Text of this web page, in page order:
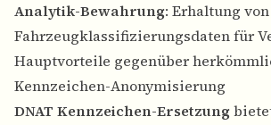
Analytik-Bewahrung: Erhaltung von
Fahrzeugklassifizierungsdaten für
Hauptvorteile gegenüber
Kennzeichen-Anonymisierung
DNAT Kennzeichen-Ersetzung